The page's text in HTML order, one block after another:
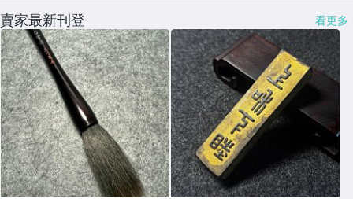
賣家最新刊登 看更多